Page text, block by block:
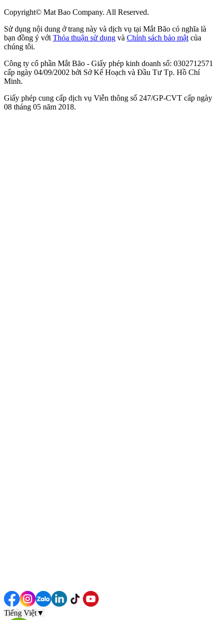
Copyright© Mat Bao Company. All Reserved.
Sử dụng nội dung ở trang này và dịch vụ tại Mắt Bão có nghĩa là
bạn đồng ý với Thỏa thuận sử dụng và Chính sách bảo mật của
chúng tôi.
Công ty cổ phần Mắt Bão - Giấy phép kinh doanh số: 0302712571
cấp ngày 04/09/2002 bởi Sở Kế Hoạch và Đầu Tư Tp. Hồ Chí
Minh.
Giấy phép cung cấp dịch vụ Viễn thông số 247/GP-CVT cấp ngày
08 tháng 05 năm 2018.
Tiếng Việt▼